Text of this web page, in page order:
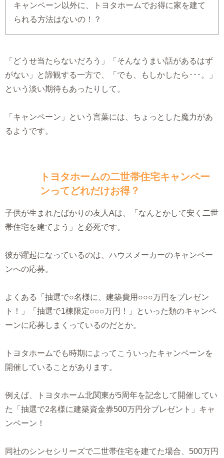
キャンペーン以外に、トヨタホームでお得に家を建て
られる方法はないの！？
「どうせ当たらないだろう」「そんなうまい話があるはず
がない」と諦観する一方で、「でも、もしかしたら･･･。」
という淡い期待もあったりして。
「キャンペーン」という言葉には、ちょっとした魔力があ
るようです。
トヨタホームの二世帯住宅キャンペー
ンってどれだけお得？
子供が生まれたばかりの友人Aは、「なんとかして安く二世
帯住宅を建てよう」と必死です。
彼が躍起になっているのは、ハウスメーカーのキャンペー
ンへの応募。
よくある「抽選で○名様に、建築費用○○○万円をプレゼン
ト！」「抽選で1棟限定○○○万円！」といった類のキャンペ
ーンに応募しまくっているのだとか。
トヨタホームでも時期によってこういったキャンペーンを
開催していることがあります。
例えば、トヨタホーム北関東が5周年を記念して開催してい
た「抽選で2名様に建築資金券500万円分プレゼント」キャ
ンペーン！
同社のシンセシリーズで二世帯住宅を建てた場合、500万円